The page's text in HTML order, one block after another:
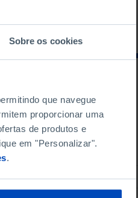
Sobre os cookies
que navegue
proporcionar uma
de produtos e
em "Personalizar".
.
ORDENAR POR